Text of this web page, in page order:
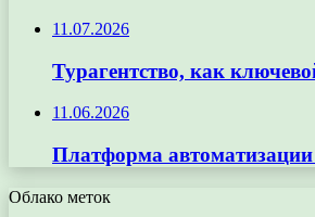
11.07.2026
Турагентство, как
11.06.2026
Платформа
Облако меток